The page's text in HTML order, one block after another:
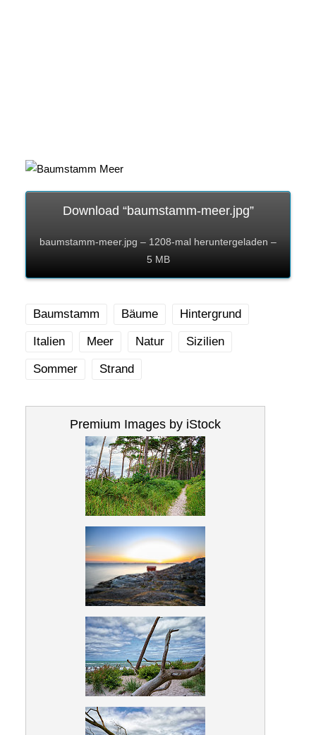
Download “baumstamm-meer.jpg”
baumstamm-meer.jpg – 1208-mal heruntergeladen –
5 MB
Baumstamm Bäume Hintergrund
Italien Meer Natur Sizilien
Sommer Strand
Premium Images by iStock